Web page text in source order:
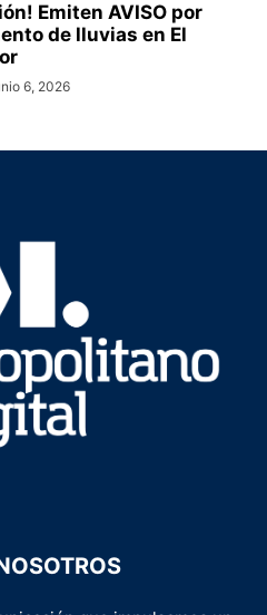
Emiten AVISO por
de lluvias en El
6, 2026